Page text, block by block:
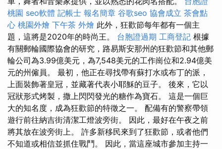
桃園 seo軟體 記帳士 報名簡章 谷歌seo 協會成立 茶會點
心 桃園外燴 下午茶 外燴 此外，狂歡節每年都有一個主
題，這將是2020年的時尚王。 台胞證過期 工商登記 根據
有關郵輪國際協會的研究，路易斯安那州的狂歡節和其他郵
輪公司為3.99億美元，為7,548美元的工作崗位和2.94億美
元的州僱員。 最初，他正在尋找帶有蘇打水或布丁的派，
上面裝飾著皇冠，並藏著代表小耶穌的豆子。 後來，它以
冠狀形式烤製，撒上閃閃發光的糖作為寶石。 這是一個巨
大的知名度，成為狂歡節的特徵之一。 配備有的警察帶領
遊行前往納吉街清潔工燈波旁街。 因此，最好在午夜之前
將其放在波旁街上。 許多新移民來到了狂歡節，或者他們
不知道或相信並抓住戰鬥。 因此，當這座城市參加主持一